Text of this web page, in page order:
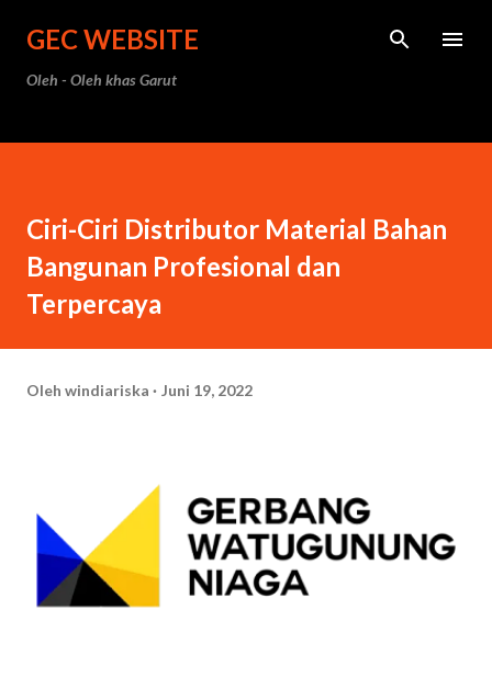
Langsung ke konten utama
GEC WEBSITE
Oleh - Oleh khas Garut
Ciri-Ciri Distributor Material Bahan
Bangunan Profesional dan
Terpercaya
Oleh windiariska Juni 19, 2022